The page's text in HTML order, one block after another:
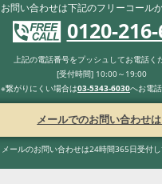
お問い合わせは下記のフリーコール
0120-
上記の電話番号をプッシュしてお電話く
[受付時間] 10:00～19:00
※繋がりにくい場合は03-5343-6030へお電話
メールでのお問い合わせ
メールのお問い合わせは24時間365日受付し